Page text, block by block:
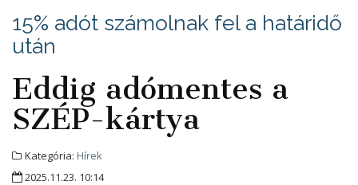
15% adót számolnak fel a határidő
után
Eddig adómentes a
SZÉP-kártya
Kategória: Hírek
2025.11.23. 10:14